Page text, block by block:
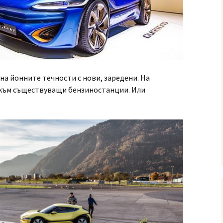
йонните течности с нови, заредени. На
съществуващи бензиностанции. Или